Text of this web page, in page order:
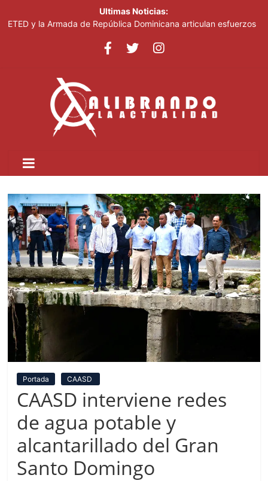
Ultimas Noticias:
ETED y la Armada de República Dominicana articulan esfuerzos
y fortalecimiento de capacidades
Ricardo de los Santos asegura el PRM saldrá fortalecido del
proceso interno para escoger nuevas autoridades
SNS fortalece atención materno-infantil y neonatal con nuevas
estrategias y avances en la Red Pública de Salud
Portada CAASD
CAASD interviene redes
de agua potable y
alcantarillado del Gran
Santo Domingo